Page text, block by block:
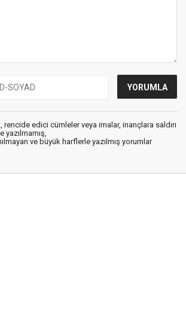
rencide edici cümleler veya imalar, inançlara saldırı
yazılmamış,
ve büyük harflerle yazılmış yorumlar